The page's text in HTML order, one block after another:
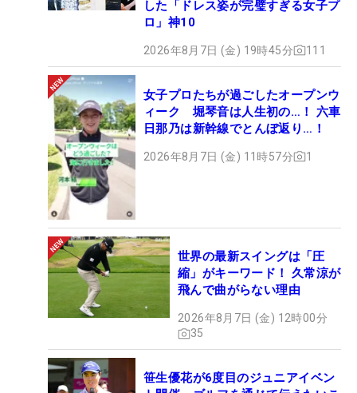
した「ドレス姿が完璧すぎる女子プ
ロ」神10
2026年8月7日 (金) 19時45分 111
女子プロたちが過ごしたオープンウ
ィーク 堀琴音は人生初の…！ 六車
日那乃は新幹線でとんぼ返り…！
2026年8月7日 (金) 11時57分 1
世界の最新スイングは「圧
縮」がキーワード！ 久常涼が
飛んで曲がらない理由
2026年8月7日 (金) 12時00分
35
笹生優花が6度目のジュニアイベン